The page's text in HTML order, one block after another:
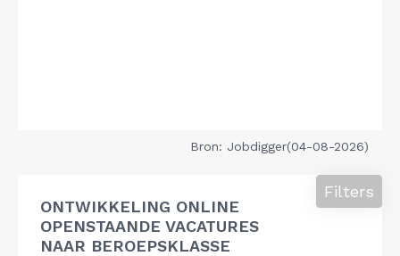
Bron: Jobdigger(04-08-2026)
ONTWIKKELING ONLINE
OPENSTAANDE VACATURES
NAAR BEROEPSKLASSE
Filters